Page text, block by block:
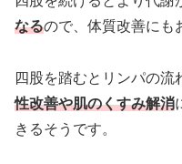
なるので、体質改善にも
四股を踏むとリンパの流
性改善や肌のくすみ解消
きるそうです。